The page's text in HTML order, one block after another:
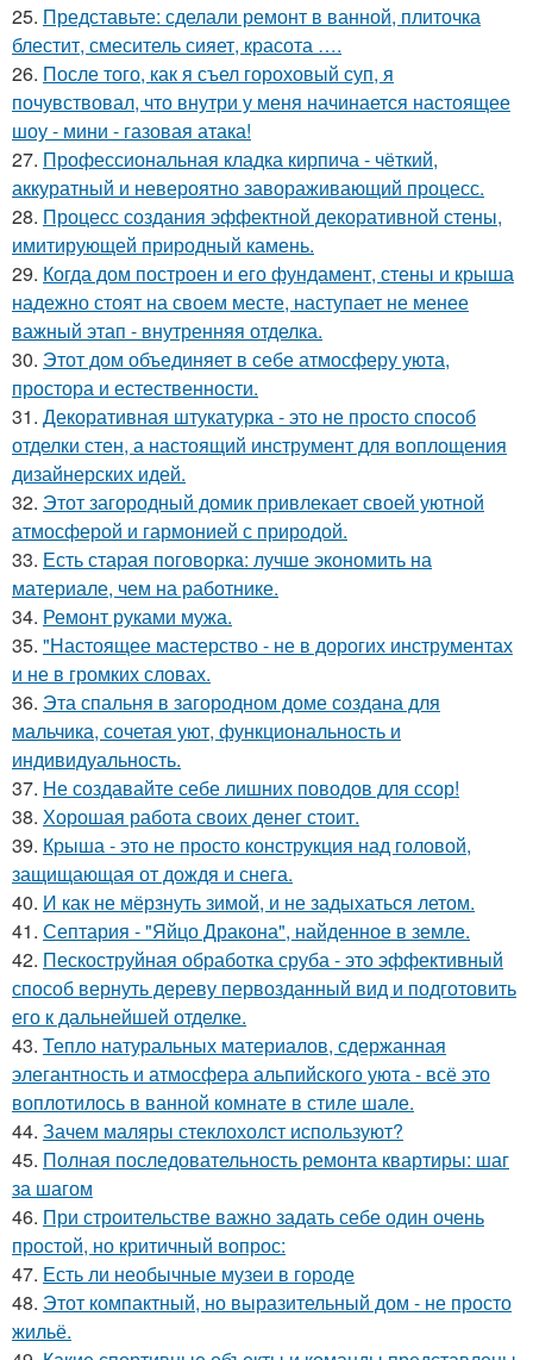
25. Представьте: сделали ремонт в ванной, плиточка
блестит, смеситель сияет, красота ….
26. После того, как я съел гороховый суп, я
почувствовал, что внутри у меня начинается настоящее
шоу - мини - газовая атака!
27. Профессиональная кладка кирпича - чёткий,
аккуратный и невероятно завораживающий процесс.
28. Процесс создания эффектной декоративной стены,
имитирующей природный камень.
29. Когда дом построен и его фундамент, стены и крыша
надежно стоят на своем месте, наступает не менее
важный этап - внутренняя отделка.
30. Этот дом объединяет в себе атмосферу уюта,
простора и естественности.
31. Декоративная штукатурка - это не просто способ
отделки стен, а настоящий инструмент для воплощения
дизайнерских идей.
32. Этот загородный домик привлекает своей уютной
атмосферой и гармонией с природой.
33. Есть старая поговорка: лучше экономить на
материале, чем на работнике.
34. Ремонт руками мужа.
35. "Настоящее мастерство - не в дорогих инструментах
и не в громких словах.
36. Эта спальня в загородном доме создана для
мальчика, сочетая уют, функциональность и
индивидуальность.
37. Не создавайте себе лишних поводов для ссор!
38. Хорошая работа своих денег стоит.
39. Крыша - это не просто конструкция над головой,
защищающая от дождя и снега.
40. И как не мёрзнуть зимой, и не задыхаться летом.
41. Септария - "Яйцо Дракона", найденное в земле.
42. Пескоструйная обработка сруба - это эффективный
способ вернуть дереву первозданный вид и подготовить
его к дальнейшей отделке.
43. Тепло натуральных материалов, сдержанная
элегантность и атмосфера альпийского уюта - всё это
воплотилось в ванной комнате в стиле шале.
44. Зачем маляры стеклохолст используют?
45. Полная последовательность ремонта квартиры: шаг
за шагом
46. При строительстве важно задать себе один очень
простой, но критичный вопрос:
47. Есть ли необычные музеи в городе
48. Этот компактный, но выразительный дом - не просто
жильё.